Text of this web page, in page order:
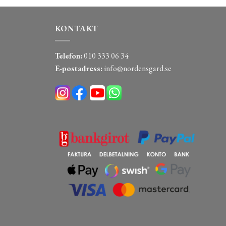
KONTAKT
Telefon:010 333 06 34
E-postadress: info@nordensgard.se